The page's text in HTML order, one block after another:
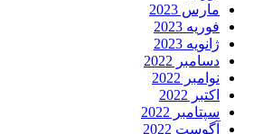
مارس 2023
فوریه 2023
ژانویه 2023
دسامبر 2022
نوامبر 2022
اکتبر 2022
سپتامبر 2022
آگوست 2022